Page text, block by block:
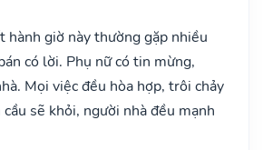
hành giờ này thường gặp nhiều
có lời. Phụ nữ có tin mừng,
Mọi việc đều hòa hợp, trôi chảy
sẽ khỏi, người nhà đều mạnh